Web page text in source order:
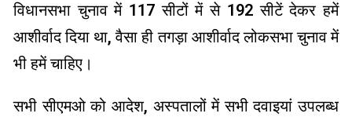
विधानसभा चुनाव में 117 सीटों में से 192 सीटें देकर हमें
आशीर्वाद दिया था, वैसा ही तगड़ा आशीर्वाद लोकसभा चुनाव में
भी हमें चाहिए।
सभी सीएमओ को आदेश, अस्पतालों में सभी दवाइयां उपलब्ध